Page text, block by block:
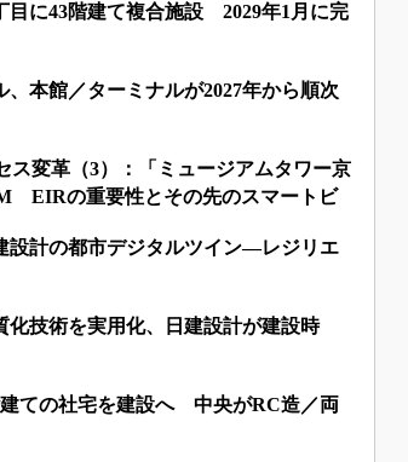
目に43階建て複合施設 2029年1月に完
本館／ターミナルが2027年から順次
変革（3）：「ミュージアムタワー京
EIRの重要性とその先のスマートビ
設計の都市デジタルツイン―レジリエ
技術を実用化、日建設計が建設時
ての社宅を建設へ 中央がRC造／両